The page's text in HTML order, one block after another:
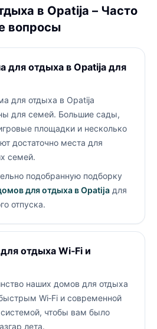
в Opatija – Часто
вопросы
для отдыха в Opatija для
для отдыха в Opatija
для семей. Большие сады,
площадки и несколько
достаточно места для
семей.
подобранную подборку
для отдыха в Opatija для
отпуска.
отдыха Wi‑Fi и
наших домов для отдыха
Wi‑Fi и современной
чтобы вам было
лета.